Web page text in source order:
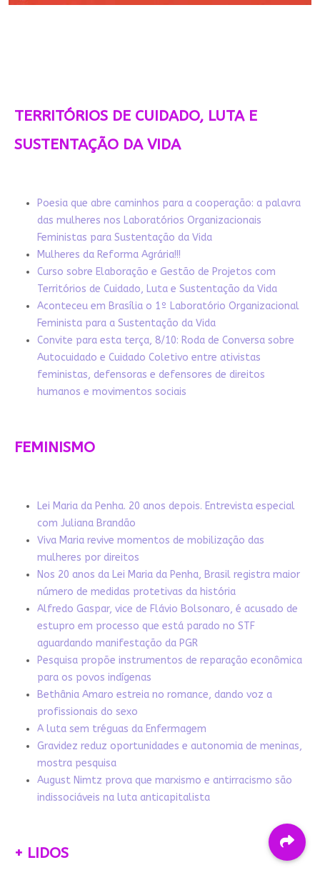
TERRITÓRIOS DE CUIDADO, LUTA E
SUSTENTAÇÃO DA VIDA
Poesia que abre caminhos para a cooperação: a palavra
das mulheres nos Laboratórios Organizacionais
Feministas para Sustentação da Vida
Mulheres da Reforma Agrária!!!
Curso sobre Elaboração e Gestão de Projetos com
Territórios de Cuidado, Luta e Sustentação da Vida
Aconteceu em Brasília o 1º Laboratório Organizacional
Feminista para a Sustentação da Vida
Convite para esta terça, 8/10: Roda de Conversa sobre
Autocuidado e Cuidado Coletivo entre ativistas
feministas, defensoras e defensores de direitos
humanos e movimentos sociais
FEMINISMO
Lei Maria da Penha. 20 anos depois. Entrevista especial
com Juliana Brandão
Viva Maria revive momentos de mobilização das
mulheres por direitos
Nos 20 anos da Lei Maria da Penha, Brasil registra maior
número de medidas protetivas da história
Alfredo Gaspar, vice de Flávio Bolsonaro, é acusado de
estupro em processo que está parado no STF
aguardando manifestação da PGR
Pesquisa propõe instrumentos de reparação econômica
para os povos indígenas
Bethânia Amaro estreia no romance, dando voz a
profissionais do sexo
A luta sem tréguas da Enfermagem
Gravidez reduz oportunidades e autonomia de meninas,
mostra pesquisa
August Nimtz prova que marxismo e antirracismo são
indissociáveis na luta anticapitalista
+ LIDOS